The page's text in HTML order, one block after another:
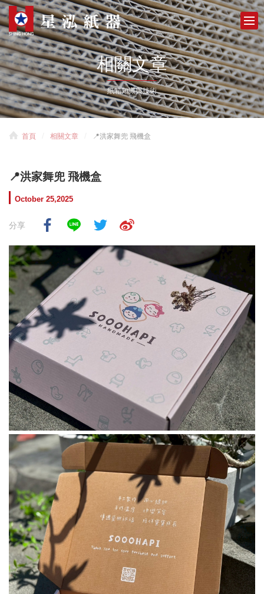
相關文章
紙箱知識與技術
首頁 相關文章 📍洪家舞兜 飛機盒
📍洪家舞兜 飛機盒
October 25,2025
分享